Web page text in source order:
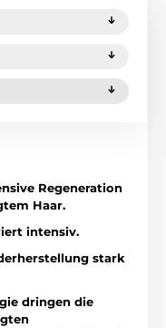
Regeneration
Haar.
intensiv.
stark
dringen die